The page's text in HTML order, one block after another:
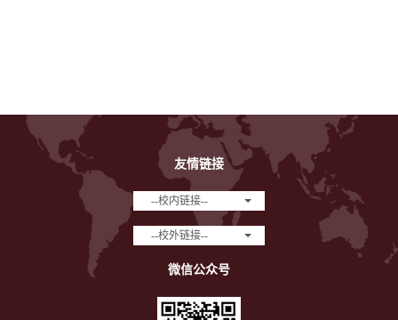
友情链接
--校内链接--
--校外链接--
微信公众号